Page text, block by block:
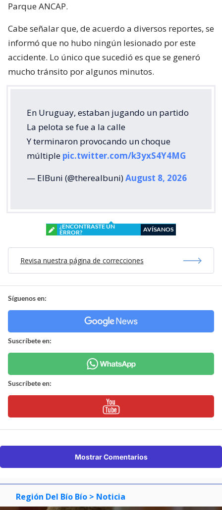
Parque ANCAP.
Cabe señalar que, de acuerdo a diversos reportes, se
informó que no hubo ningún lesionado por este
accidente. Lo único que sucedió es que se generó
mucho tránsito por algunos minutos.
En Uruguay, estaban jugando un partido
La pelota se fue a la calle
Y terminaron provocando un choque
múltiple pic.twitter.com/k3yxS4Y4MG
— ElBuni (@therealbuni)August 8, 2026
¿ENCONTRASTE UN
ERROR?
AVÍSANOS
Revisa nuestra página de correcciones
Síguenos en:
Suscríbete en:
Suscríbete en:
Mostrar Comentarios
Región Del Bío Bío > Noticia